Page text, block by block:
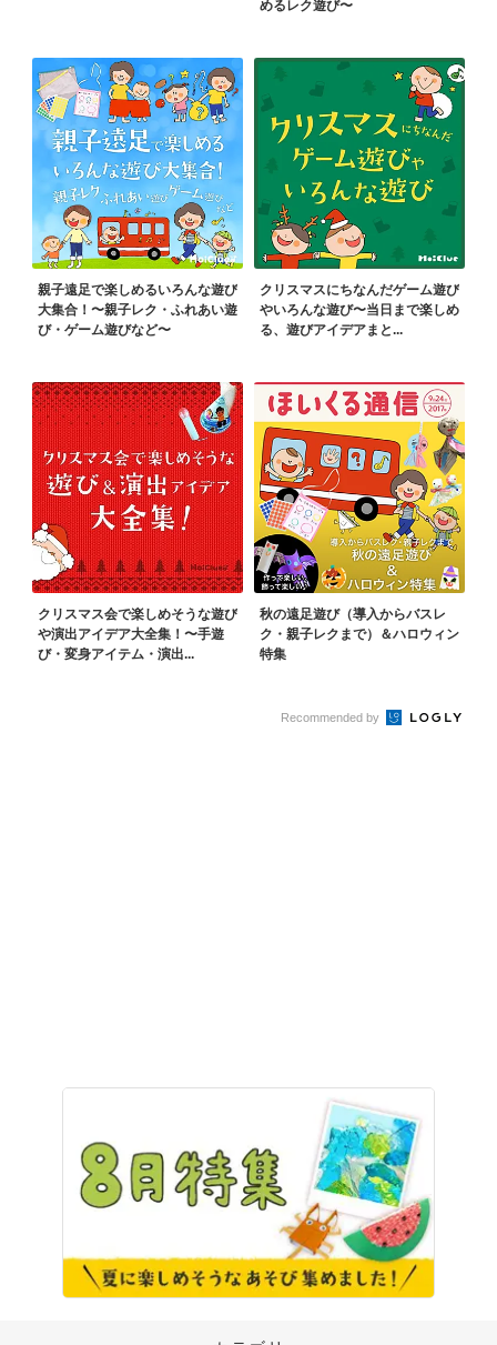
めるレク遊び〜
親子遠足で楽しめるいろんな遊び
大集合！〜親子レク・ふれあい遊
び・ゲーム遊びなど〜
クリスマスにちなんだゲーム遊び
やいろんな遊び〜当日まで楽しめ
る、遊びアイデアまと...
クリスマス会で楽しめそうな遊び
や演出アイデア大全集！〜手遊
び・変身アイテム・演出...
秋の遠足遊び（導入からバスレ
ク・親子レクまで）＆ハロウィン
特集
Recommended by